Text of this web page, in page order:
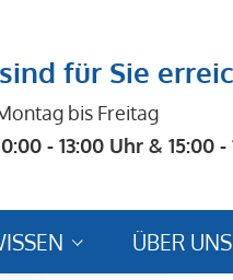
für Sie
bis Freitag
- 13:00 Uhr & 15:00
ÜBER UNS